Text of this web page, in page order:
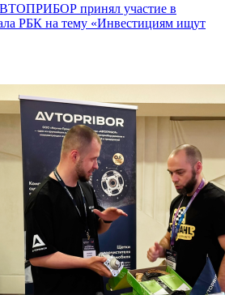
принял участие в
РБК на тему «Инвестициям ищут